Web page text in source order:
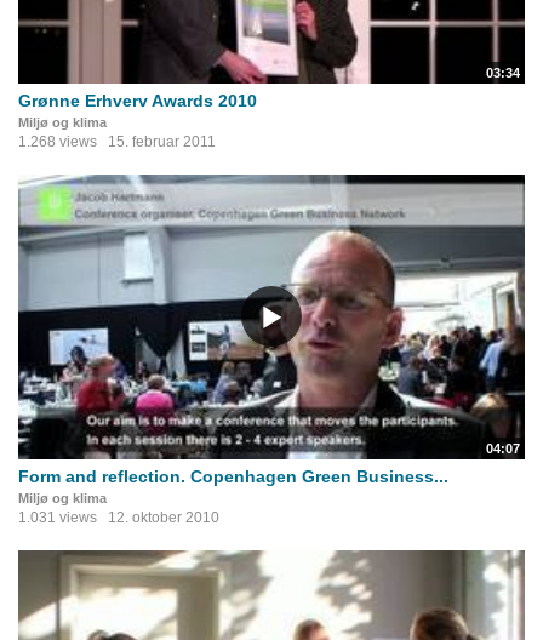
03:34
Grønne Erhverv Awards 2010
Miljø og klima
1.268 views 15. februar 2011
04:07
Form and reflection. Copenhagen Green Business...
Miljø og klima
1.031 views 12. oktober 2010